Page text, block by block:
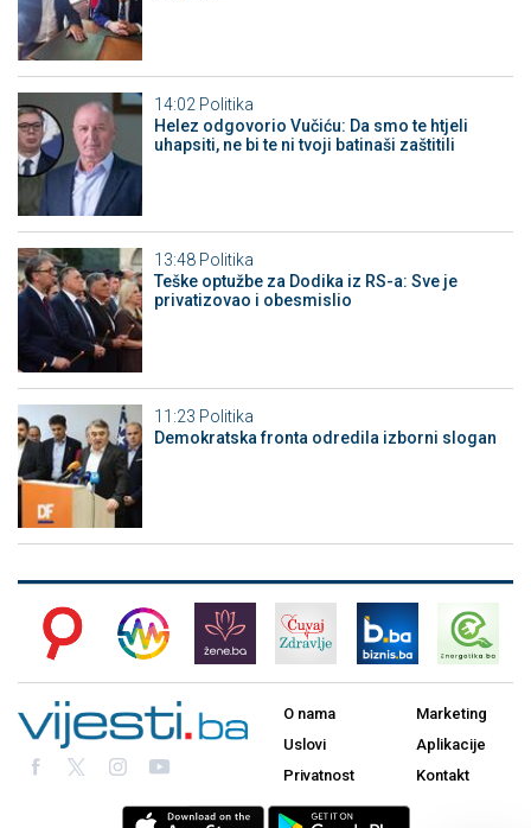
14:02 Politika
Helez odgovorio Vučiću: Da smo te htjeli
uhapsiti, ne bi te ni tvoji batinaši zaštitili
13:48 Politika
Teške optužbe za Dodika iz RS-a: Sve je
privatizovao i obesmislio
11:23 Politika
Demokratska fronta odredila izborni slogan
O nama
Uslovi
Privatnost
Marketing
Aplikacije
Kontakt